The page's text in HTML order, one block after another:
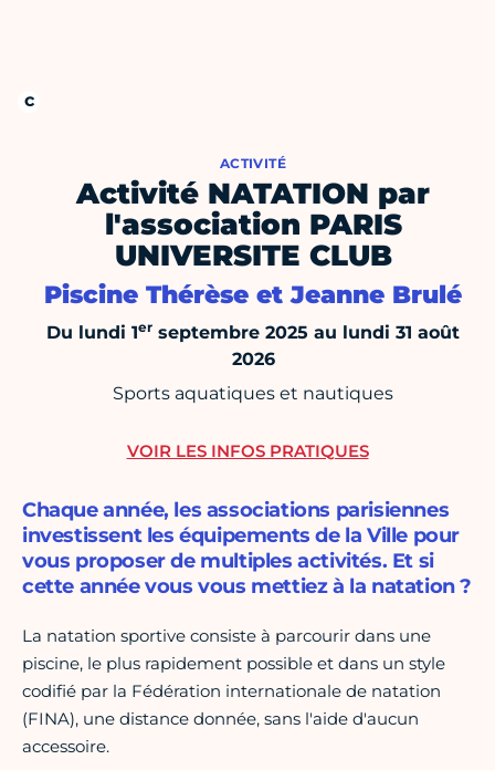
ACTIVITÉ
Activité NATATION par
l'association PARIS
UNIVERSITE CLUB
Piscine Thérèse et Jeanne Brulé
Du lundi 1er septembre 2025 au lundi 31 août
2026
Sports aquatiques et nautiques
Chaque année, les associations parisiennes
investissent les équipements de la Ville pour
vous proposer de multiples activités. Et si
cette année vous vous mettiez à la natation ?
La natation sportive consiste à parcourir dans une
piscine, le plus rapidement possible et dans un style
codifié par la Fédération internationale de natation
(FINA), une distance donnée, sans l'aide d'aucun
accessoire.
VOIR LES INFOS PRATIQUES